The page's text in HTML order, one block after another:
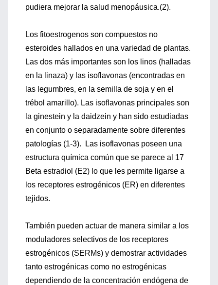
pudiera mejorar la salud menopáusica.(2).
Los fitoestrogenos son compuestos no
esteroides hallados en una variedad de plantas.
Las dos más importantes son los linos (halladas
en la linaza) y las isoflavonas (encontradas en
las legumbres, en la semilla de soja y en el
trébol amarillo). Las isoflavonas principales son
la ginestein y la daidzein y han sido estudiadas
en conjunto o separadamente sobre diferentes
patologías (1-3). Las isoflavonas poseen una
estructura química común que se parece al 17
Beta estradiol (E2) lo que les permite ligarse a
los receptores estrogénicos (ER) en diferentes
tejidos.
También pueden actuar de manera similar a los
moduladores selectivos de los receptores
estrogénicos (SERMs) y demostrar actividades
tanto estrogénicas como no estrogénicas
dependiendo de la concentración endógena de